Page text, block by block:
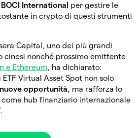
BOCI International per gestire le
in crypto di questi strumenti
Capital, uno dei più grandi
cinesi nonché prossimo emittente
e Ethereum, ha dichiarato:
ETF Virtual Asset Spot non solo
nuove opportunità, ma rafforza lo
hub finanziario internazionale